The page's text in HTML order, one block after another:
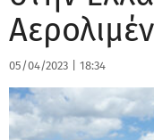
05/04/2023 18:34